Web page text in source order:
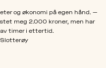
og økonomi på egen hånd. —
meg 2.000 kroner, men har
timer i ettertid.